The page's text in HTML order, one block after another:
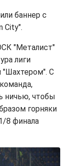
баннер с
City".
"Металист"
лиги
"Шахтером". С
ничью, чтобы
горняки
8 финала